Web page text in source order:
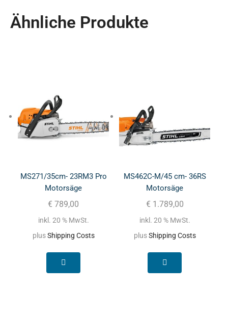
Ähnliche Produkte
MS271/35cm- 23RM3 Pro
Motorsäge
€ 789,00
inkl. 20 % MwSt.
plusShipping Costs
MS462C-M/45 cm- 36RS
Motorsäge
€ 1.789,00
inkl. 20 % MwSt.
plusShipping Costs